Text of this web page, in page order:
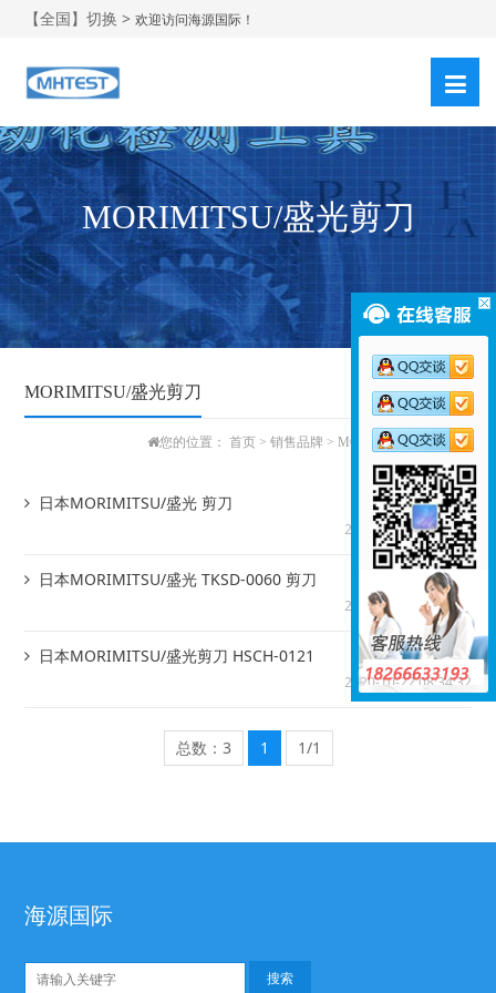
【全国】切换 >欢迎访问海源国际！
MORIMITSU/盛光剪刀
MORIMITSU/盛光剪刀
您的位置： 首页> 销售品牌 > MORIMITSU/盛光剪刀
日本MORIMITSU/盛光 剪刀
2020-10-22 08:46:11
日本MORIMITSU/盛光 TKSD-0060 剪刀
2020-10-22 08:36:13
日本MORIMITSU/盛光剪刀 HSCH-0121
2020-10-22 08:34:32
总数：3 1 1/1
海源国际